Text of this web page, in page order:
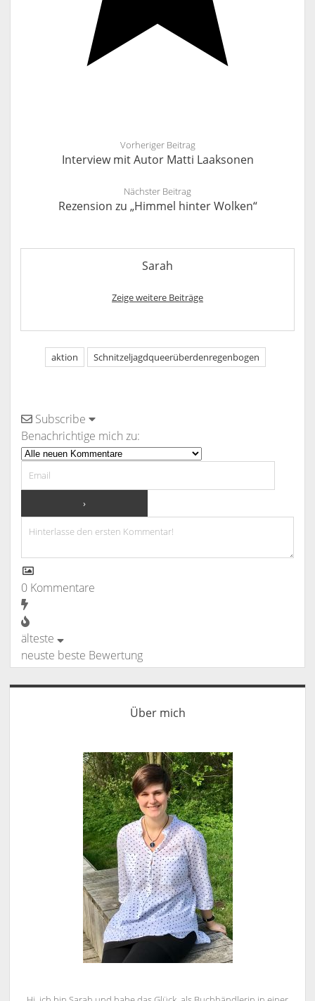
Vorheriger Beitrag
Interview mit Autor Matti Laaksonen
Nächster Beitrag
Rezension zu „Himmel hinter Wolken“
Sarah
Zeige weitere Beiträge
aktion Schnitzeljagdqueerüberdenregenbogen
Subscribe
Benachrichtige mich zu:
0Kommentare
älteste
neuste beste Bewertung
Sidebar
Über mich